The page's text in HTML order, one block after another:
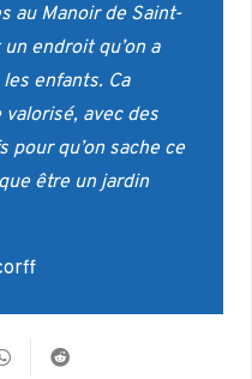
au Manoir de Saint-
un endroit qu’on a
enfants. Ca
avec des
qu’on sache ce
être un jardin